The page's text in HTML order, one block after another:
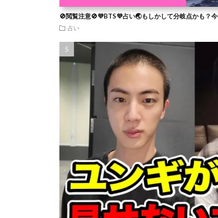
🚫閲覧注意🚫💜BTS💜占い🌏もしかして分岐点かも？
占い